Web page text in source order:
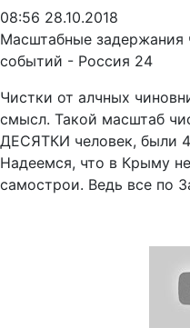
08:56 28.10.2018
Масштабные задержания
событий - Россия 24
Чистки от алчных
смысл. Такой масштаб
ДЕСЯТКИ человек, были
Надеемся, что в Крыму
самострои. Ведь все по